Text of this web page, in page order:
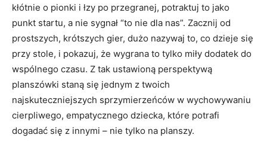
kłótnie o pionki i łzy po przegranej, potraktuj to jako
punkt startu, a nie sygnał “to nie dla nas”. Zacznij od
prostszych, krótszych gier, dużo nazywaj to, co dzieje się
przy stole, i pokazuj, że wygrana to tylko miły dodatek do
wspólnego czasu. Z tak ustawioną perspektywą
planszówki staną się jednym z twoich
najskuteczniejszych sprzymierzeńców w wychowywaniu
cierpliwego, empatycznego dziecka, które potrafi
dogadać się z innymi – nie tylko na planszy.